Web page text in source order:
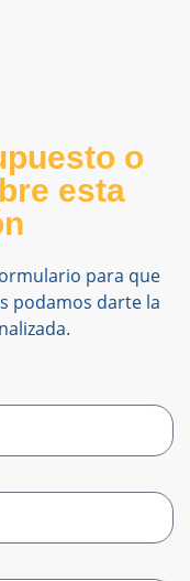
o
esta
para que
podamos darte la